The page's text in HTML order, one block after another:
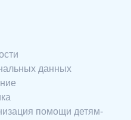
себя в новых
данных
помощи детям-